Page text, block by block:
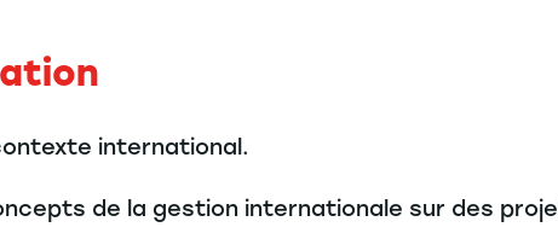
international.
de la gestion internationale sur des